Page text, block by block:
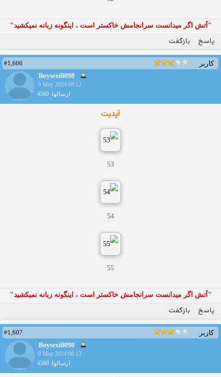
"آتش اگر ميدانست سرانجامش خاكستر است ، اينگونه زبانه نميكشيد"
پاسخ بازگفت
کاربر
#1,606
Boysexi0098
9 May 2024 08:12
ارسالها: 4560
آپدیت
53
54
55
"آتش اگر ميدانست سرانجامش خاكستر است ، اينگونه زبانه نميكشيد"
پاسخ بازگفت
کاربر
#1,607
Boysexi0098
9 May 2024 08:13
ارسالها: 4560